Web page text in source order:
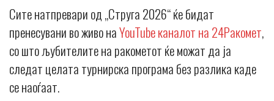
Сите натпревари од „Струга 2026“ ќе бидат
пренесувани во живо наYouTube каналот на 24Ракомет,
со што љубителите на ракометот ќе можат да ја
следат целата турнирска програма без разлика каде
се наоѓаат.